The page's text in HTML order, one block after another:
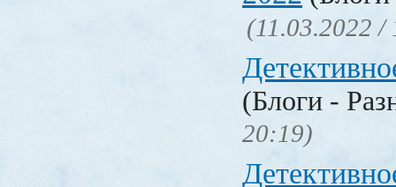
(11.03.2022 /
(Блоги -
20:19)